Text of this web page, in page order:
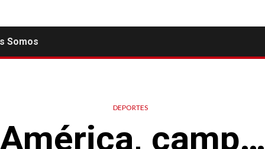
Somos
DEPORTES
América,